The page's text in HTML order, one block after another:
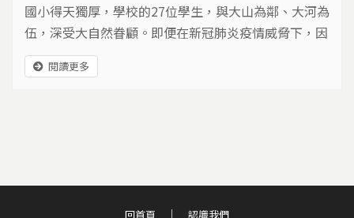
國小得天獨厚，學校的27位學生，與大山為鄰、大河為
伍，深受大自然眷顧。即便在新冠肺炎疫情威脅下，因
為只有六個畢業生，群聚風險低，畢業旅行也不用被取
消。閱讀更多
回首頁 認識我們